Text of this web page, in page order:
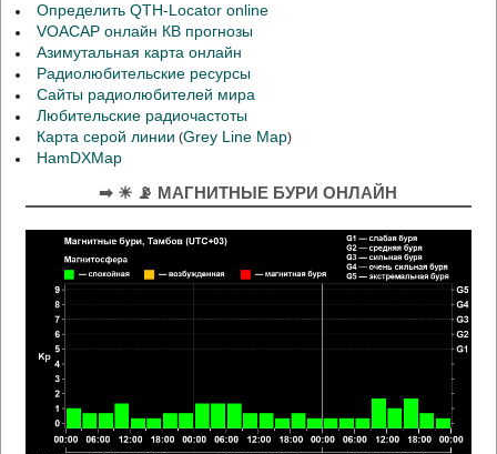
Определить QTH-Locator online
VOACAP онлайн КВ прогнозы
Азимутальная карта онлайн
Радиолюбительские ресурсы
Сайты радиолюбителей мира
Любительские радиочастоты
Карта серой линии (Grey Line Map)
HamDXMap
➡ ☀ 📡 МАГНИТНЫЕ БУРИ ОНЛАЙН